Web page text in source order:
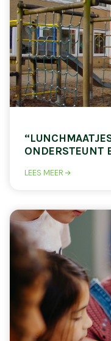
ONDERSTEUNT
LEES MEER